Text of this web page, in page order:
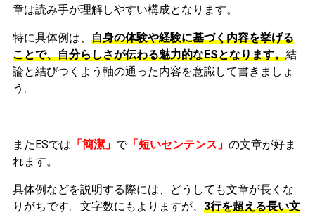
章は読み手が理解しやすい構成となります。
特に具体例は、 自身の体験や経験に基づく内容を挙げる
ことで、自分らしさが伝わる魅力的なESとなります。結
論と結びつくよう軸の通った内容を意識して書きましょ
う。
またESでは 「簡潔」 で「短いセンテンス」 の文章が好ま
れます。
具体例などを説明する際には、どうしても文章が長くな
りがちです。文字数にもよりますが、 3行を超える長い文